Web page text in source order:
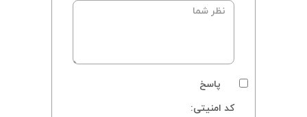
پاسخ
کد امنیتی: